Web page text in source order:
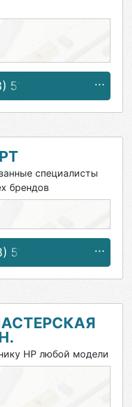
51-06-82
специалисты
брендов
51-00-12
HP любой модели